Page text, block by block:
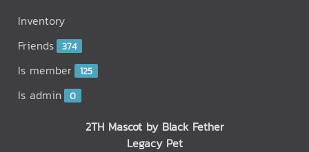
Inventory
Friends 374
Is member 125
Is admin 0
2TH Mascot by Black Fether
Legacy Pet